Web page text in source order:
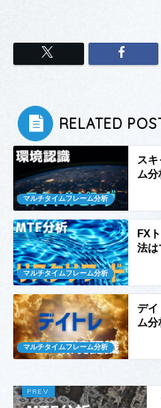
RELATED
マルチタイムフレーム分析
ス
ム分
マルチタイムフレーム分析
FX
法は
マルチタイムフレーム分析
デイ
ム分